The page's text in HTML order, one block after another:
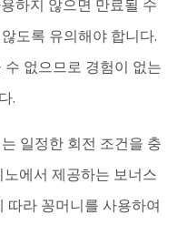
하지 않으면 만료될 수
도록 유의해야 합니다.
없으므로 경험이 없는
.
일정한 회전 조건을 충
에서 제공하는 보너스
따라 꽁머니를 사용하여